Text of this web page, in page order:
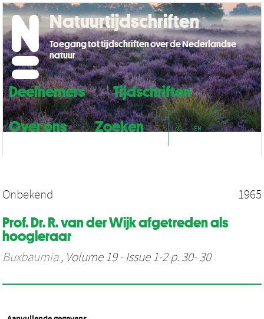
Deelnemers
Tijdschriften
Over ons
Zoeken NL EN
Natuurtijdschriften
Toegang tot tijdschriften over de Nederlandse
natuur
Onbekend 1965
Prof. Dr. R. van der Wijk afgetreden als
hoogleraar
Buxbaumia, Volume 19 - Issue 1-2 p. 30- 30